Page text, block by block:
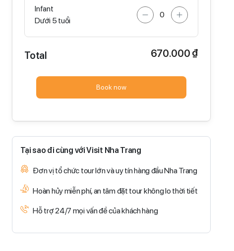
Infant
Dưới 5 tuổi
Total 670.000 ₫
Book now
Tại sao đi cùng với Visit Nha Trang
Đơn vị tổ chức tour lớn và uy tín hàng đầu Nha Trang
Hoàn hủy miễn phí, an tâm đặt tour không lo thời tiết
Hỗ trợ 24/7 mọi vấn đề của khách hàng